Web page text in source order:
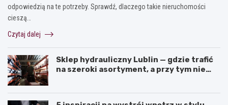
odpowiedzią na te potrzeby. Sprawdź, dlaczego takie nieruchomości
cieszą…
Czytaj dalej
Sklep hydrauliczny Lublin — gdzie trafić
na szeroki asortyment, a przy tym nie